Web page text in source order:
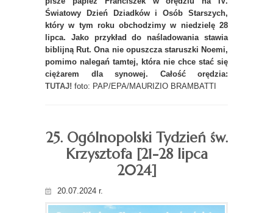
Światowy Dzień Dziadków i Osób Starszych,
który w tym roku obchodzimy w niedzielę 28
lipca. Jako przykład do naśladowania stawia
biblijną Rut. Ona nie opuszcza staruszki Noemi,
pomimo nalegań tamtej, która nie chce stać się
ciężarem dla synowej. Całość orędzia:
TUTAJ! foto: PAP/EPA/MAURIZIO BRAMBATTI
25. Ogólnopolski Tydzień św.
Krzysztofa [21-28 lipca
2024]
20.07.2024 r.